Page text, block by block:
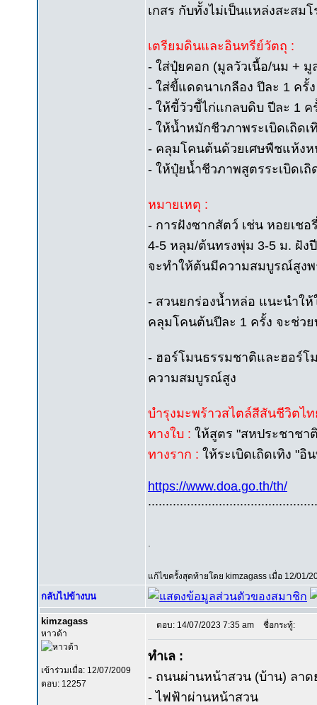
เกสร กับทั้งไม่เป็นแหล่งสะสม
เตรียมดินและอินทรีย์วัตถุ :
- ใส่ปุ๋ยคอก (มูลวัวเนื้อ/นม + มู
- ใส่ขี้แดดนาเกลือง ปีละ 1 ครั้ง
- ให้ขี้วัวขี้ไก่แกลบดิบ ปีละ 1 ค
- ให้น้ำหมักชีวภาพระเบิดเถิดเ
- คลุมโคนต้นด้วยเศษพืชแห้งห
- ให้ปุ๋ยน้ำชีวภาพสูตรระเบิดเถิ
หมายเหตุ :
- การฝังซากสัตว์ เช่น หอยเช
4-5 หลุม/ต้นทรงพุ่ม 3-5 ม. ฝัง
จะทำให้ต้นมีความสมบูรณ์สูง
- สวนยกร่องน้ำหล่อ แนะนำใ
คลุมโคนต้นปีละ 1 ครั้ง จะช่วย
- ฮอร์โมนธรรมชาติและฮอร์โ
ความสมบูรณ์สูง
บำรุงมะพร้าวสไตล์สีสันชีวิตไ
ทางใบ : ให้สูตร "สหประชาชา
ทางราก : ให้ระเบิดเถิดเทิง "อิ
https://www.doa.go.th/th/
แก้ไขครั้งสุดท้ายโดย kimzagass เมื่อ 12/01/
กลับไปข้างบน
kimzagass
หาวด้า
เข้าร่วมเมื่อ: 12/07/2009
ตอบ: 12257
ตอบ: 14/07/2023 7:35 am ชื่อกระทู้:
ทำเล :
- ถนนผ่านหน้าสวน (บ้าน) ลาด
- ไฟฟ้าผ่านหน้าสวน